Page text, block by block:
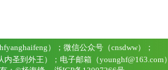
）；微信公众号（cnsdww）；
圣到外王）；电子邮箱（younghf@163.com）